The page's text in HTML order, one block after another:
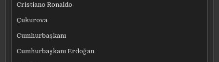
Cristiano Ronaldo
Çukurova
Cumhurbaşkanı
Cumhurbaşkanı Erdoğan